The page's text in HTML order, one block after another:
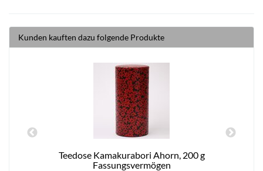
Kunden kauften dazu folgende Produkte
Teedose Kamakurabori Ahorn, 200 g
Fassungsvermögen